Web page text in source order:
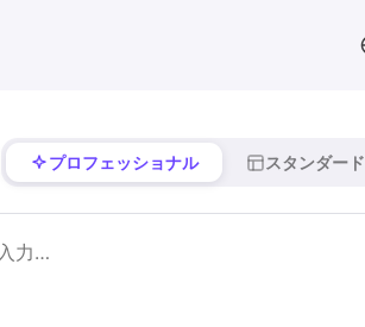
プロフェッショナル スタンダード